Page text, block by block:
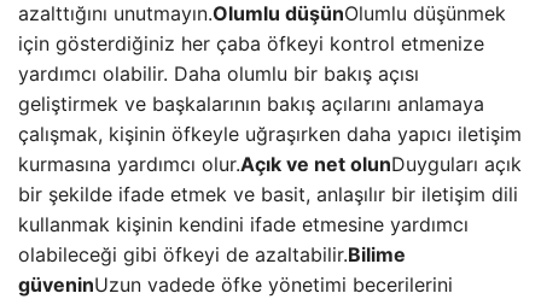
azalttığını unutmayın.Olumlu düşünOlumlu düşünmek
için gösterdiğiniz her çaba öfkeyi kontrol etmenize
yardımcı olabilir. Daha olumlu bir bakış açısı
geliştirmek ve başkalarının bakış açılarını anlamaya
çalışmak, kişinin öfkeyle uğraşırken daha yapıcı iletişim
kurmasına yardımcı olur.Açık ve net olunDuyguları açık
bir şekilde ifade etmek ve basit, anlaşılır bir iletişim dili
kullanmak kişinin kendini ifade etmesine yardımcı
olabileceği gibi öfkeyi de azaltabilir.Bilime
güveninUzun vadede öfke yönetimi becerilerini